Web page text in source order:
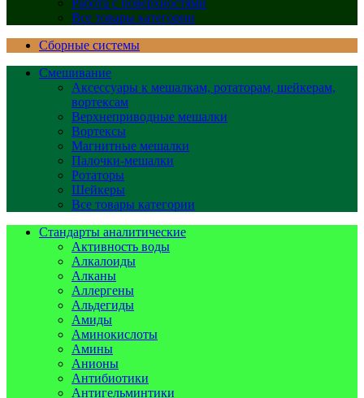
Работа с поверхностями
Все товары категории
Сборные системы
Смешивание
Аксессуары к мешалкам, ротаторам, шейкерам,
вортексам
Верхнеприводные мешалки
Вортексы
Магнитные мешалки
Палочки-мешалки
Ротаторы
Шейкеры
Все товары категории
Стандарты аналитические
Активность воды
Алкалоиды
Алканы
Аллергены
Альдегиды
Амиды
Аминокислоты
Амины
Анионы
Антибиотики
Антигельминтики